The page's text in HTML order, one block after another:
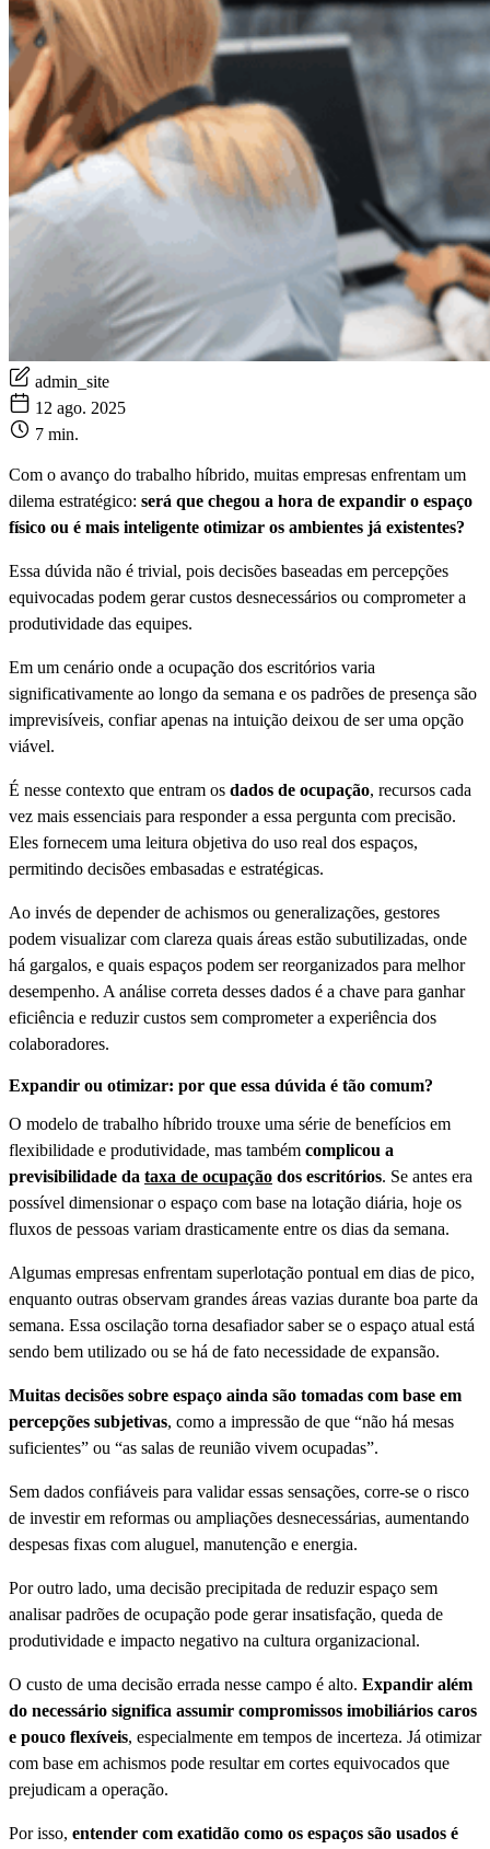
admin_site
12 ago. 2025
7 min.
Com o avanço do trabalho híbrido, muitas empresas enfrentam um
dilema estratégico: será que chegou a hora de expandir o espaço
físico ou é mais inteligente otimizar os ambientes já existentes?
Essa dúvida não é trivial, pois decisões baseadas em percepções
equivocadas podem gerar custos desnecessários ou comprometer a
produtividade das equipes.
Em um cenário onde a ocupação dos escritórios varia
significativamente ao longo da semana e os padrões de presença são
imprevisíveis, confiar apenas na intuição deixou de ser uma opção
viável.
É nesse contexto que entram os dados de ocupação, recursos cada
vez mais essenciais para responder a essa pergunta com precisão.
Eles fornecem uma leitura objetiva do uso real dos espaços,
permitindo decisões embasadas e estratégicas.
Ao invés de depender de achismos ou generalizações, gestores
podem visualizar com clareza quais áreas estão subutilizadas, onde
há gargalos, e quais espaços podem ser reorganizados para melhor
desempenho. A análise correta desses dados é a chave para ganhar
eficiência e reduzir custos sem comprometer a experiência dos
colaboradores.
Expandir ou otimizar: por que essa dúvida é tão comum?
O modelo de trabalho híbrido trouxe uma série de benefícios em
flexibilidade e produtividade, mas também complicou a
previsibilidade da taxa de ocupação dos escritórios. Se antes era
possível dimensionar o espaço com base na lotação diária, hoje os
fluxos de pessoas variam drasticamente entre os dias da semana.
Algumas empresas enfrentam superlotação pontual em dias de pico,
enquanto outras observam grandes áreas vazias durante boa parte da
semana. Essa oscilação torna desafiador saber se o espaço atual está
sendo bem utilizado ou se há de fato necessidade de expansão.
Muitas decisões sobre espaço ainda são tomadas com base em
percepções subjetivas, como a impressão de que “não há mesas
suficientes” ou “as salas de reunião vivem ocupadas”.
Sem dados confiáveis para validar essas sensações, corre-se o risco
de investir em reformas ou ampliações desnecessárias, aumentando
despesas fixas com aluguel, manutenção e energia.
Por outro lado, uma decisão precipitada de reduzir espaço sem
analisar padrões de ocupação pode gerar insatisfação, queda de
produtividade e impacto negativo na cultura organizacional.
O custo de uma decisão errada nesse campo é alto. Expandir além
do necessário significa assumir compromissos imobiliários caros
e pouco flexíveis, especialmente em tempos de incerteza. Já otimizar
com base em achismos pode resultar em cortes equivocados que
prejudicam a operação.
Por isso, entender com exatidão como os espaços são usados é